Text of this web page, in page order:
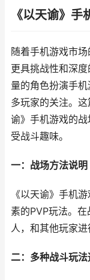
《以天谕》
随着手机游戏市
更具挑战性和深
量的角色扮演手
多玩家的关注。
谕》手机游戏的
受战斗趣味。
一：战场方法说明
《以天谕》手机
素的PVP玩法。
人，和其他玩家进
二：多种战斗玩法